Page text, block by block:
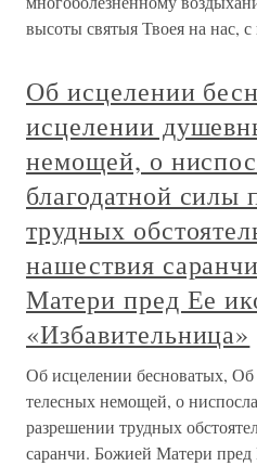
высоты святыя Твоея на нас,
Об исцелении
исцелении
немощей, о
благодатной силы
трудных
нашествия
Матери пред Ее
«Избавительница»
Об исцелении бесноватых,
телесных немощей, о
разрешении трудных
саранчи. Божией Матери пред